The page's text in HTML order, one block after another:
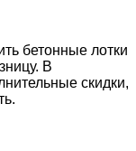
бетонные лотки
В
скидки,